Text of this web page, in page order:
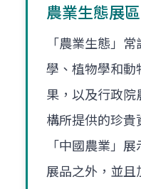
農業生態展區
「農業生態」
學、植物學和動
果，以及行政院
構所提供的珍貴
「中國農業」
展品之外，並且